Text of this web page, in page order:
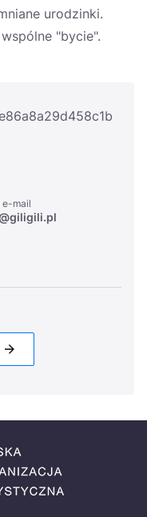
urodzinki.
"bycie".
e-mail